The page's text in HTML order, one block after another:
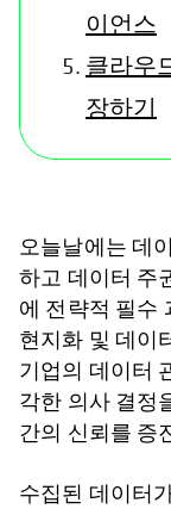
이언스
클라우
장하기
오늘날에는 데
하고 데이터 주
에 전략적 필수
현지화 및 데이
기업의 데이터
각한 의사 결정
간의 신뢰를 증
수집된 데이터